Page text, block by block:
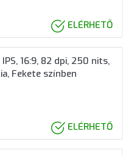
ELÉRHETŐ
16:9, 82 dpi, 250 nits,
Fekete színben
ELÉRHETŐ